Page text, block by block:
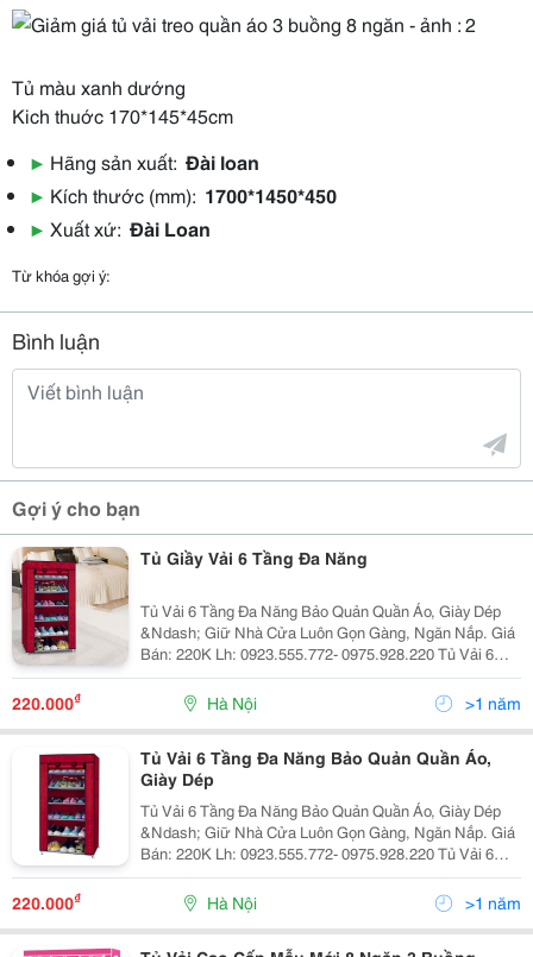
Tủ màu xanh dướng
Kich thuớc 170*145*45cm
▶ Hãng sản xuất: Đài loan
▶ Kích thước (mm): 1700*1450*450
▶ Xuất xứ: Đài Loan
Từ khóa gợi ý:
Bình luận
Gợi ý cho bạn
Tủ Giầy Vải 6 Tầng Đa Năng
Tủ Vải 6 Tầng Đa Năng Bảo Quản Quần Áo, Giày Dép
&Ndash; Giữ Nhà Cửa Luôn Gọn Gàng, Ngăn Nắp. Giá
Bán: 220K Lh: 0923.555.772- 0975.928.220 Tủ Vải 6
Tầng Đa Năng Bảo Quản Quần Áo, Giày Dép &Ndash;
Giữ Nhà Cửa Luôn Gọn Gàng, Ngăn Nắp Thông Tin Sản
220.000₫ Hà Nội >1 năm
Tủ Vải 6 Tầng Đa Năng Bảo Quản Quần Áo,
Giày Dép
Tủ Vải 6 Tầng Đa Năng Bảo Quản Quần Áo, Giày Dép
&Ndash; Giữ Nhà Cửa Luôn Gọn Gàng, Ngăn Nắp. Giá
Bán: 220K Lh: 0923.555.772- 0975.928.220 Tủ Vải 6
Tầng Đa Năng Bảo Quản Quần Áo, Giày Dép &Ndash;
Giữ Nhà Cửa Luôn Gọn Gàng, Ngăn Nắp Thông Tin Sản
220.000₫ Hà Nội >1 năm